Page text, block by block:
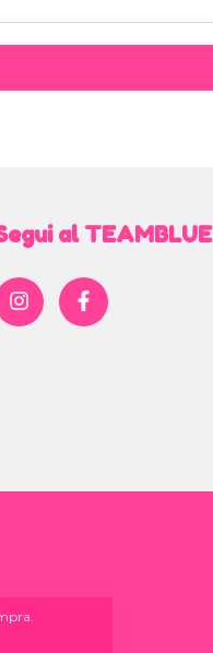
al TEAMBLUE